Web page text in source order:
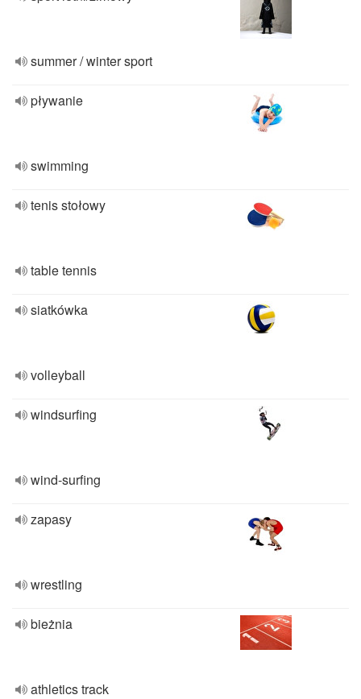
summer / winter sport
pływanie
swimming
tenis stołowy
table tennis
siatkówka
volleyball
windsurfing
wind-surfing
zapasy
wrestling
bieżnia
athletics track